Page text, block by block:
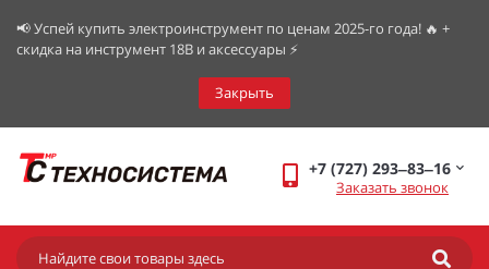
📢 Успей купить электроинструмент по ценам 2025-го года! 🔥 +
скидка на инструмент 18В и аксессуары ⚡️
Закрыть
+7 (727) 293‒83‒16
Заказать звонок